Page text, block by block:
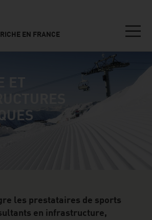
EN FRANCE
les prestataires de sports
en infrastructure,